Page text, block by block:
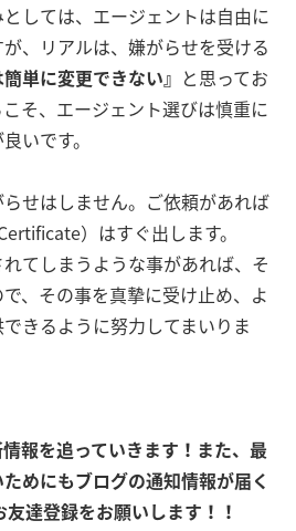
しては、エージェントは自由に
、リアルは、嫌がらせを受ける
単に変更できない』 と思ってお
そ、エージェント選びは慎重に
いです。
せはしません。ご依頼があれば
）はすぐ出します。
てしまうような事があれば、そ
、その事を真摯に受け止め、よ
きるように努力してまいりま
報を追っていきます！また、最
めにもブログの通知情報が届く
友達登録をお願いします！！